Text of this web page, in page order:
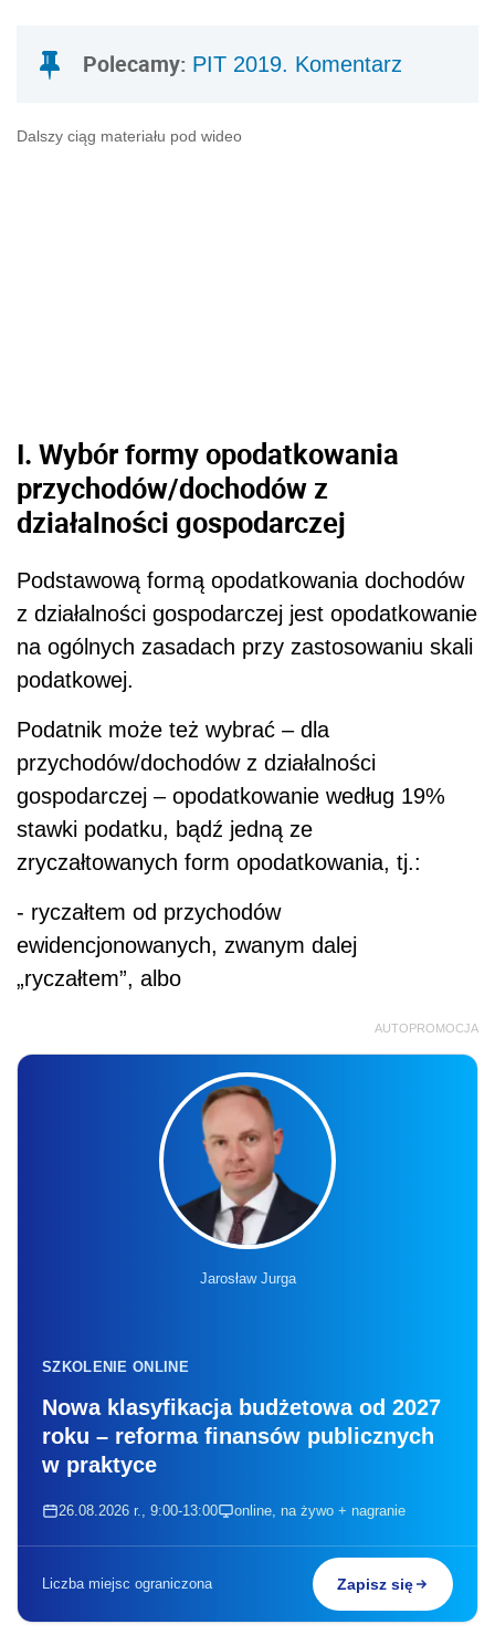
Polecamy: PIT 2019. Komentarz
Dalszy ciąg materiału pod wideo
I. Wybór formy opodatkowania
przychodów/dochodów z
działalności gospodarczej
Podstawową formą opodatkowania dochodów
z działalności gospodarczej jest opodatkowanie
na ogólnych zasadach przy zastosowaniu skali
podatkowej.
Podatnik może też wybrać – dla
przychodów/dochodów z działalności
gospodarczej – opodatkowanie według 19%
stawki podatku, bądź jedną ze
zryczałtowanych form opodatkowania, tj.:
- ryczałtem od przychodów
ewidencjonowanych, zwanym dalej
„ryczałtem”, albo
AUTOPROMOCJA
Jarosław Jurga
SZKOLENIE ONLINE
Nowa klasyfikacja budżetowa od 2027
roku – reforma finansów publicznych
w praktyce
26.08.2026 r., 9:00-13:00 online, na żywo + nagranie
Liczba miejsc ograniczona Zapisz się